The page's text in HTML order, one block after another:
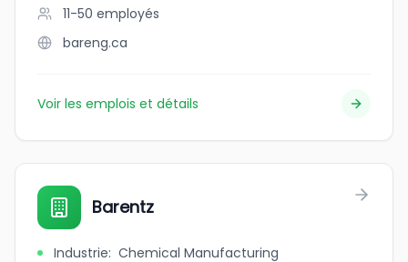
11-50 employés
bareng.ca
Voir les emplois et détails
Barentz
Industrie: Chemical Manufacturing